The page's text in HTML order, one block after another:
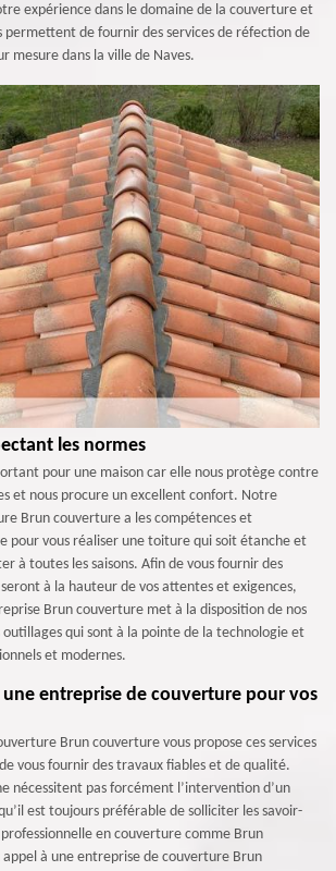
expérience dans le domaine de la couverture et
permettent de fournir des services de réfection de
mesure dans la ville de Naves.
les normes
pour une maison car elle nous protège contre
et nous procure un excellent confort. Notre
Brun couverture a les compétences et
pour vous réaliser une toiture qui soit étanche et
à toutes les saisons. Afin de vous fournir des
à la hauteur de vos attentes et exigences,
Brun couverture met à la disposition de nos
outillages qui sont à la pointe de la technologie et
et modernes.
entreprise de couverture pour vos
Brun couverture vous propose ces services
vous fournir des travaux fiables et de qualité.
nécessitent pas forcément l’intervention d’un
est toujours préférable de solliciter les savoir-
en couverture comme Brun
à une entreprise de couverture Brun